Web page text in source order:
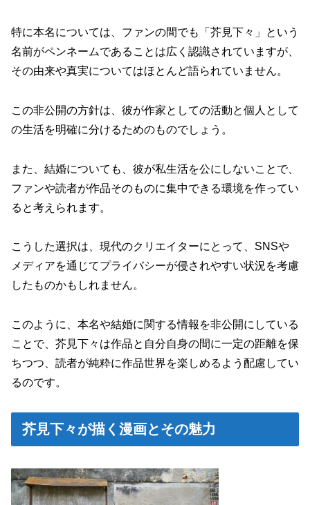
特に本名については、ファンの間でも「芥見下々」という
名前がペンネームであることは広く認識されていますが、
その由来や真実についてはほとんど語られていません。
この非公開の方針は、彼が作家としての活動と個人として
の生活を明確に分けるためのものでしょう。
また、結婚についても、彼が私生活を公にしないことで、
ファンや読者が作品そのものに集中できる環境を作ってい
ると考えられます。
こうした選択は、現代のクリエイターにとって、SNSや
メディアを通じてプライバシーが侵されやすい状況を考慮
したものかもしれません。
このように、本名や結婚に関する情報を非公開にしている
ことで、芥見下々は作品と自分自身の間に一定の距離を保
ちつつ、読者が純粋に作品世界を楽しめるよう配慮してい
るのです。
芥見下々が描く漫画とその魅力